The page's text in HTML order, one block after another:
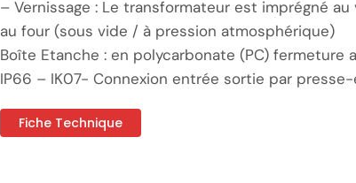
– Vernissage : Le transformateur est imprégné
au four (sous vide / à pression atmosphérique)
Boîte Etanche : en polycarbonate (PC) fermeture
IP66 – IK07- Connexion entrée sortie par
Fiche Technique